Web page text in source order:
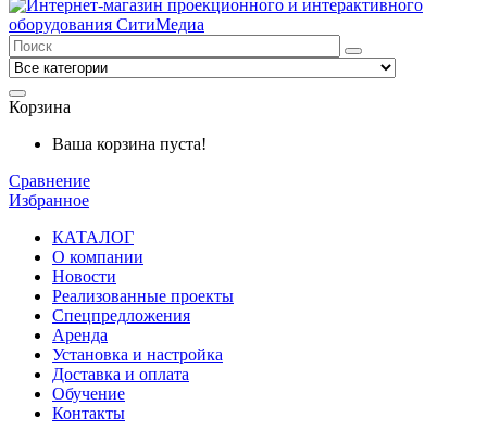
Корзина
Ваша корзина пуста!
Сравнение
Избранное
КАТАЛОГ
О компании
Новости
Реализованные проекты
Спецпредложения
Аренда
Установка и настройка
Доставка и оплата
Обучение
Контакты